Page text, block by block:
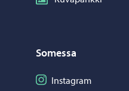
Somessa
Seuraa Instagram
Instagram